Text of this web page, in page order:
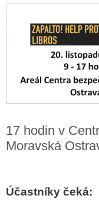
17 hodin v
Moravská
Účastníky čeká: